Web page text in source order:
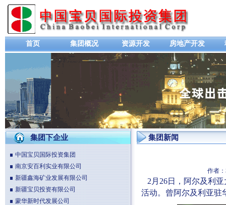
首页 集团概况 资源开发 房地产开发
集团下企业
中国宝贝国际投资集团
南京安百利实业有限公司
新疆鑫海矿业发展有限公司
新疆宝贝投资有限公司
蒙华新时代发展公司
集团新闻
作者
2月26日，阿尔及利
活动。曾阿尔及利亚驻